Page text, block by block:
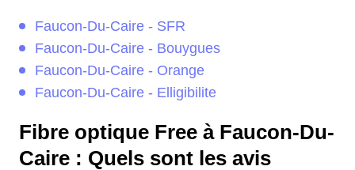
Faucon-Du-Caire - SFR
Faucon-Du-Caire - Bouygues
Faucon-Du-Caire - Orange
Faucon-Du-Caire - Elligibilite
Fibre optique Free à Faucon-Du-
Caire : Quels sont les avis